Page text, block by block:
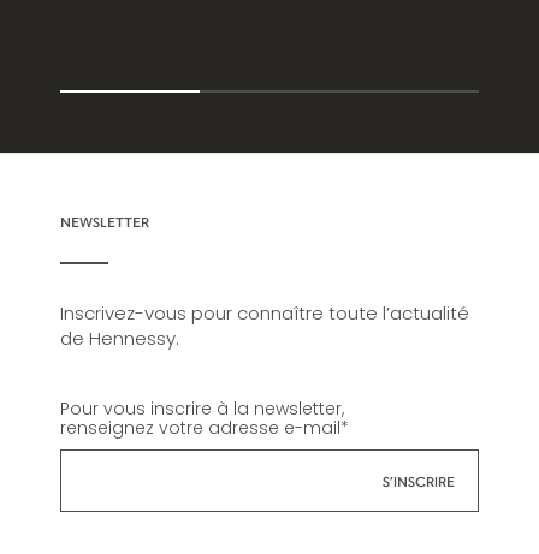
NEWSLETTER
Inscrivez-vous pour connaître toute l’actualité
de Hennessy.
Pour vous inscrire à la newsletter,
renseignez votre adresse e-mail*